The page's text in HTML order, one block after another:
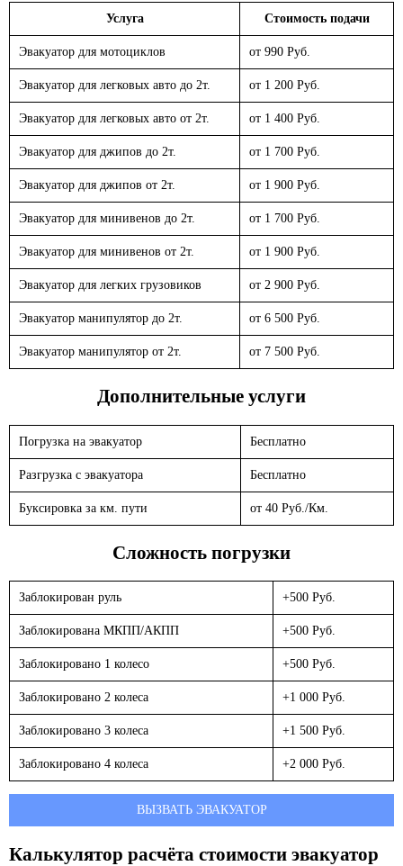
Услуга Стоимость подачи
Эвакуатор для мотоциклов от 990 Руб.
Эвакуатор для легковых авто до 2т. от 1 200 Руб.
Эвакуатор для легковых авто от 2т. от 1 400 Руб.
Эвакуатор для джипов до 2т. от 1 700 Руб.
Эвакуатор для джипов от 2т. от 1 900 Руб.
Эвакуатор для минивенов до 2т. от 1 700 Руб.
Эвакуатор для минивенов от 2т. от 1 900 Руб.
Эвакуатор для легких грузовиков от 2 900 Руб.
Эвакуатор манипулятор до 2т. от 6 500 Руб.
Эвакуатор манипулятор от 2т. от 7 500 Руб.
Дополнительные услуги
Погрузка на эвакуатор Бесплатно
Разгрузка с эвакуатора Бесплатно
Буксировка за км. пути от 40 Руб./Км.
Сложность погрузки
Заблокирован руль +500 Руб.
Заблокирована МКПП/АКПП +500 Руб.
Заблокировано 1 колесо +500 Руб.
Заблокировано 2 колеса +1 000 Руб.
Заблокировано 3 колеса +1 500 Руб.
Заблокировано 4 колеса +2 000 Руб.
ВЫЗВАТЬ ЭВАКУАТОР
Калькулятор расчёта стоимости эвакуатор